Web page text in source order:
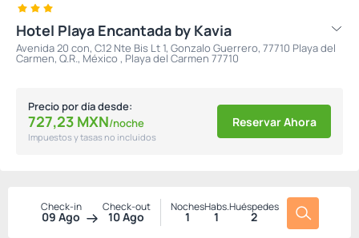
Hotel Playa Encantada by Kavia
Avenida 20 con, C.12 Nte Bis Lt 1, Gonzalo Guerrero, 77710 Playa del
Carmen, Q.R., México , Playa del Carmen 77710
Precio por día desde:
727,23 MXN/noche
Impuestos y tasas no incluidos
Reservar Ahora
Check-in
09 Ago
Check-out
10 Ago
Noches
1
Habs.
1
Huéspedes
2